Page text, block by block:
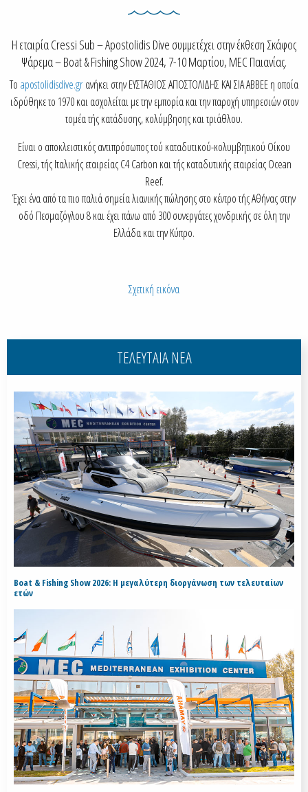
Η εταιρία Cressi Sub – Apostolidis Dive συμμετέχει στην έκθεση Σκάφος
Ψάρεμα – Boat & Fishing Show 2024, 7-10 Μαρτίου, MEC Παιανίας.
Το apostolidisdive.grανήκει στην ΕΥΣΤΑΘΙΟΣ ΑΠΟΣΤΟΛΙΔΗΣ ΚΑΙ ΣΙΑ ΑΒΒΕΕ η οποία
ιδρύθηκε το 1970 και ασχολείται με την εμπορία και την παροχή υπηρεσιών στον
τομέα τής κατάδυσης, κολύμβησης και τριάθλου.
Είναι ο αποκλειστικός αντιπρόσωπος τού καταδυτικού-κολυμβητικού Οίκου
Cressi, τής Ιταλικής εταιρείας C4 Carbon και τής καταδυτικής εταιρείας Ocean
Reef.
Έχει ένα από τα πιο παλιά σημεία λιανικής πώλησης στο κέντρο τής Αθήνας στην
οδό Πεσμαζόγλου 8 και έχει πάνω από 300 συνεργάτες χονδρικής σε όλη την
Ελλάδα και την Κύπρο.
Σχετική εικόνα
ΤΕΛΕΥΤΑΙΑ ΝΕΑ
Boat & Fishing Show 2026: Η μεγαλύτερη διοργάνωση των τελευταίων
ετών